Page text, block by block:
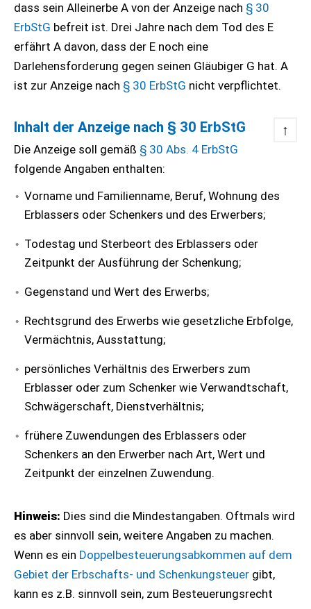
dass sein Alleinerbe A von der Anzeige nach § 30
ErbStG befreit ist. Drei Jahre nach dem Tod des E
erfährt A davon, dass der E noch eine
Darlehensforderung gegen seinen Gläubiger G hat. A
ist zur Anzeige nach § 30 ErbStG nicht verpflichtet.
Inhalt der Anzeige nach ↑
§ 30 ErbStG
Die Anzeige soll gemäß § 30 Abs. 4 ErbStG
folgende Angaben enthalten:
Vorname und Familienname, Beruf, Wohnung des
Erblassers oder Schenkers und des Erwerbers;
Todestag und Sterbeort des Erblassers oder
Zeitpunkt der Ausführung der Schenkung;
Gegenstand und Wert des Erwerbs;
Rechtsgrund des Erwerbs wie gesetzliche Erbfolge,
Vermächtnis, Ausstattung;
persönliches Verhältnis des Erwerbers zum
Erblasser oder zum Schenker wie Verwandtschaft,
Schwägerschaft, Dienstverhältnis;
frühere Zuwendungen des Erblassers oder
Schenkers an den Erwerber nach Art, Wert und
Zeitpunkt der einzelnen Zuwendung.
Hinweis: Dies sind die Mindestangaben. Oftmals wird
es aber sinnvoll sein, weitere Angaben zu machen.
Wenn es ein Doppelbesteuerungsabkommen auf dem
Gebiet der Erbschafts- und Schenkungsteuer gibt,
kann es z.B. sinnvoll sein, zum Besteuerungsrecht